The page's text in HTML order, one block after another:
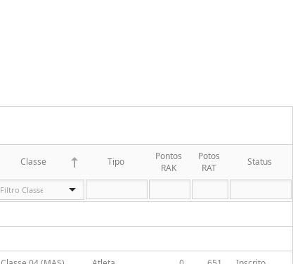
Classe Tipo
Pontos
RAK
Potos
RAT
Status